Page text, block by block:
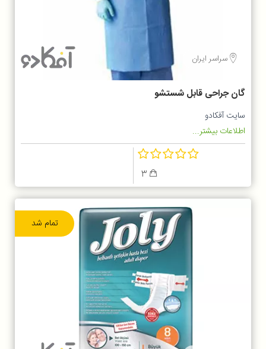
سراسر ایران
گان جراحی قابل شستشو
سایت آفکادو
اطلاعات بیشتر...
3
تمام شد